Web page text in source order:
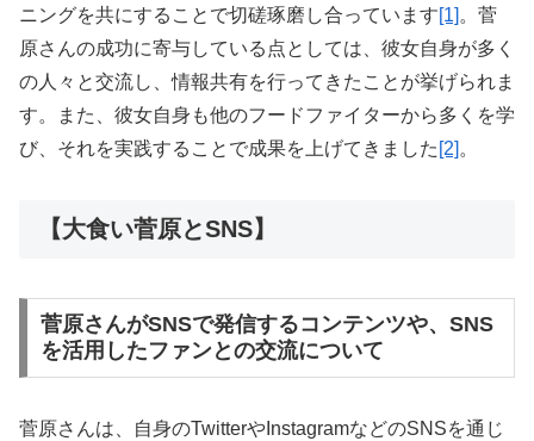
ニングを共にすることで切磋琢磨し合っています [1] 。菅
原さんの成功に寄与している点としては、彼女自身が多く
の人々と交流し、情報共有を行ってきたことが挙げられま
す。また、彼女自身も他のフードファイターから多くを学
び、それを実践することで成果を上げてきました [2] 。
【大食い菅原とSNS】
菅原さんがSNSで発信するコンテンツや、SNS
を活用したファンとの交流について
菅原さんは、自身のTwitterやInstagramなどのSNSを通じ